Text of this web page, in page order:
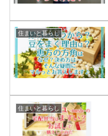
住まいと暮らし
住まいと暮らし